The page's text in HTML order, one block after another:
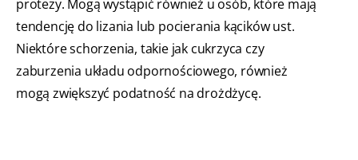
protezy. Mogą wystąpić również u osób, które mają
tendencję do lizania lub pocierania kącików ust.
Niektóre schorzenia, takie jak cukrzyca czy
zaburzenia układu odpornościowego, również
mogą zwiększyć podatność na drożdżycę.